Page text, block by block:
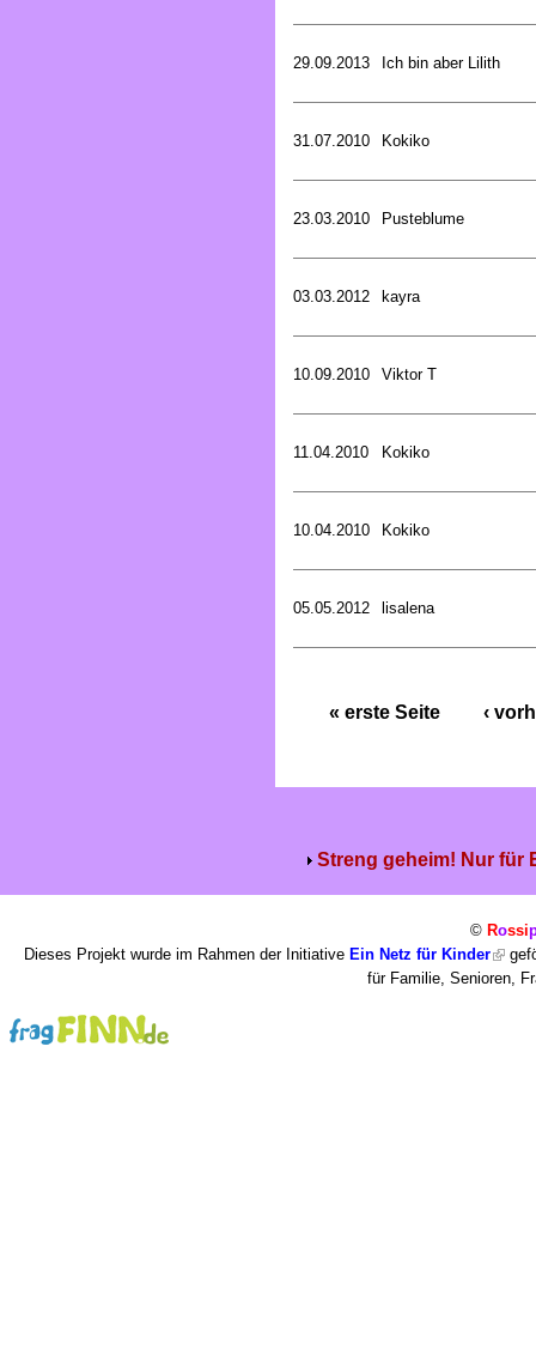
29.09.2013 Ich bin aber Lilith
31.07.2010 Kokiko
23.03.2010 Pusteblume
03.03.2012 kayra
10.09.2010 Viktor T
11.04.2010 Kokiko
10.04.2010 Kokiko
05.05.2012 lisalena
« erste Seite ‹
Streng geheim! Nur für
© Rossi
Dieses Projekt wurde im Rahmen der Initiative Ein Netz für Kinder
für Familie, Senioren,